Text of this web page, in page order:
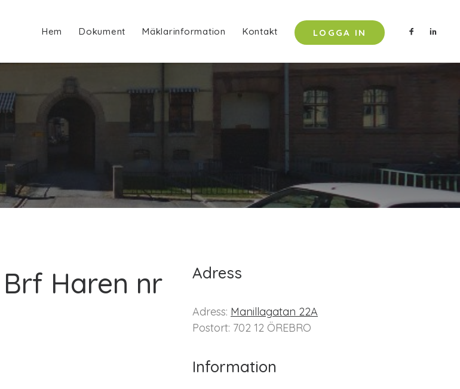
Hem Dokument Mäklarinformation Kontakt LOGGA IN
Haren nr
Adress
Adress: Manillagatan 22A
Postort: 702 12 ÖREBRO
Information